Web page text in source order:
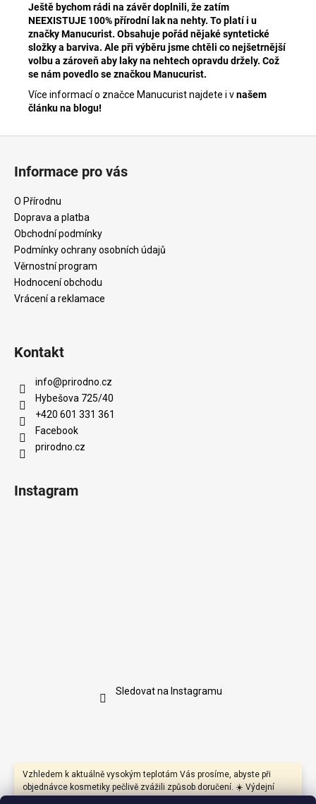
Vzhledem k aktuálně vysokým teplotám Vás prosíme, abyste při
objednávce kosmetiky pečlivě zvážili způsob doručení. ☀️ Výdejní
Ještě bychom rádi na závěr doplnili, že zatím
NEEXISTUJE 100% přírodní lak na nehty. To platí i u
značky Manucurist. Obsahuje pořád nějaké syntetické
složky a barviva. Ale při výběru jsme chtěli co nejšetrnější
volbu a zároveň aby laky na nehtech opravdu držely. Což
se nám povedlo se značkou Manucurist.
Více informací o značce Manucurist najdete i vnašem
článku na blogu!
Informace pro vás
O Přírodnu
Doprava a platba
Obchodní podmínky
Podmínky ochrany osobních údajů
Věrnostní program
Hodnocení obchodu
Vrácení a reklamace
Kontakt
info@prirodno.cz
Hybešova 725/40
+420 601 331 361
Facebook
prirodno.cz
Instagram
Sledovat na Instagramu